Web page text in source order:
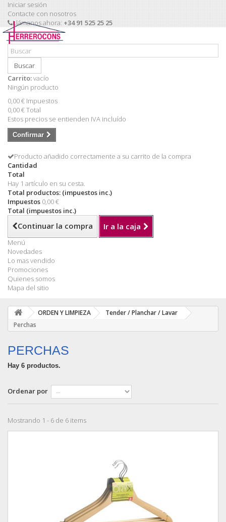
Iniciar sesión
Contacte con nosotros
Llámanos ahora: +34 91 525 25 25
Buscar
Carrito:vacío
Ningún producto
0,00 € Impuestos
0,00 €Total
Estos precios se entienden IVA incluído
Confirmar
Producto añadido correctamente a su carrito de la compra
Cantidad
Total
Hay 1 artículo en su cesta.
Total productos: (impuestos inc.)
Impuestos 0,00 €
Total (impuestos inc.)
Continuar la compra Ir a la caja
Menú
Novedades
Lo mas vendido
Promociones
Quienes somos
Mapa del sitio
ORDEN Y LIMPIEZA
Tender / Planchar / Lavar
Perchas
PERCHAS
Hay 6 productos.
Ordenar por
Mostrando 1 - 6 de 6 items